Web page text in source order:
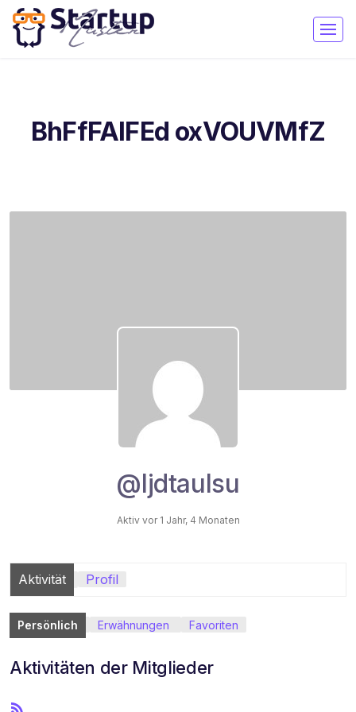
BhFfFAlFEd oxVOUVMfZ
@ljdtaulsu
Aktiv vor 1 Jahr, 4 Monaten
Aktivität Profil
Persönlich Erwähnungen Favoriten
Aktivitäten der Mitglieder